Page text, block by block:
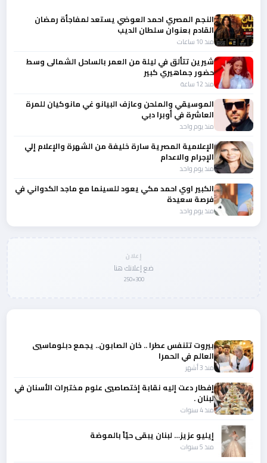
النجم المصري احمد العوضي يستعد لمفاجأة رمضان
القادم بعنوان سلطان الديب
منذ 10 ساعات
شيرين تتألق في ليلة من العمر بالساحل الشمالى وسط
حضور جماهيري كبير
منذ 12 ساعة
الموسيقي والملحن وعازف البيانو غي مانوكيان للمرة
العاشرة في أوبرا دبي
منذ يوم واحد
الإعلامية المصرية سارة خليفة من الشهرة والإعلام إلي
الإجرام والاعدام
منذ يوم واحد
الكبير اوي احمد مكي يعود للسينما مع ماجد الكدواني في
فرصة سعيدة
منذ يوم واحد
إعلان
ضع إعلانك هنا
300×250
بيروت تتنفس عطرا .. خان الصابون.. يجمع دبلوماسيي
العالم في الحمرا
منذ 3 أشهر
‎إفطار دعت إليه نقابة إختصاصيي علوم مختبرات الأسنان في
لبنان .
منذ 4 سنوات
إيليو عزيز… لبنان يبقى حيّاً بالموضة
منذ 5 سنوات